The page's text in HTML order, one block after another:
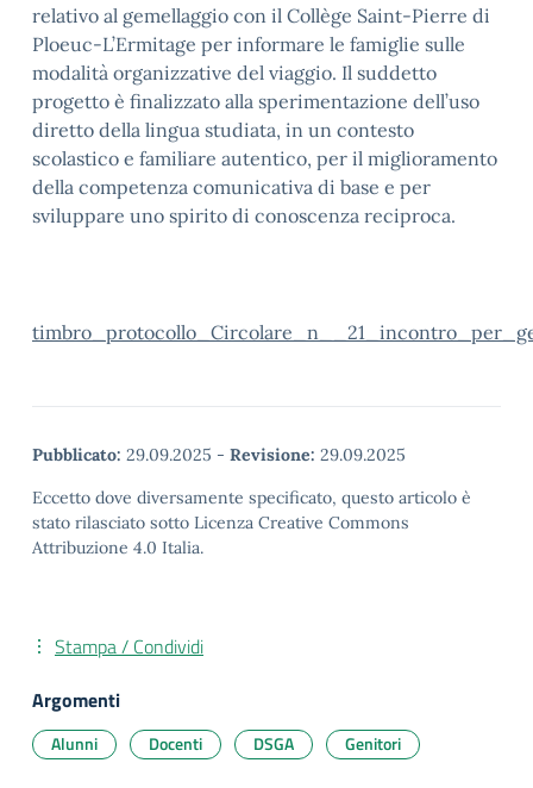
relativo al gemellaggio con il Collège Saint-Pierre di
Ploeuc-L’Ermitage per informare le famiglie sulle
modalità organizzative del viaggio. Il suddetto
progetto è finalizzato alla sperimentazione dell’uso
diretto della lingua studiata, in un contesto
scolastico e familiare autentico, per il miglioramento
della competenza comunicativa di base e per
sviluppare uno spirito di conoscenza reciproca.
Pubblicato: 29.09.2025 - Revisione: 29.09.2025
Eccetto dove diversamente specificato, questo articolo è
stato rilasciato sotto Licenza Creative Commons
Attribuzione 4.0 Italia.
Stampa / Condividi
Argomenti
Alunni Docenti DSGA Genitori